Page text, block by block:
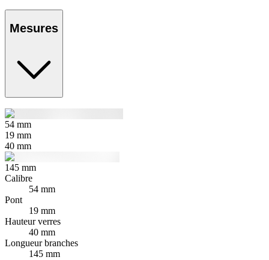
Mesures
54 mm
19 mm
40 mm
145 mm
Calibre
54 mm
Pont
19 mm
Hauteur verres
40 mm
Longueur branches
145 mm